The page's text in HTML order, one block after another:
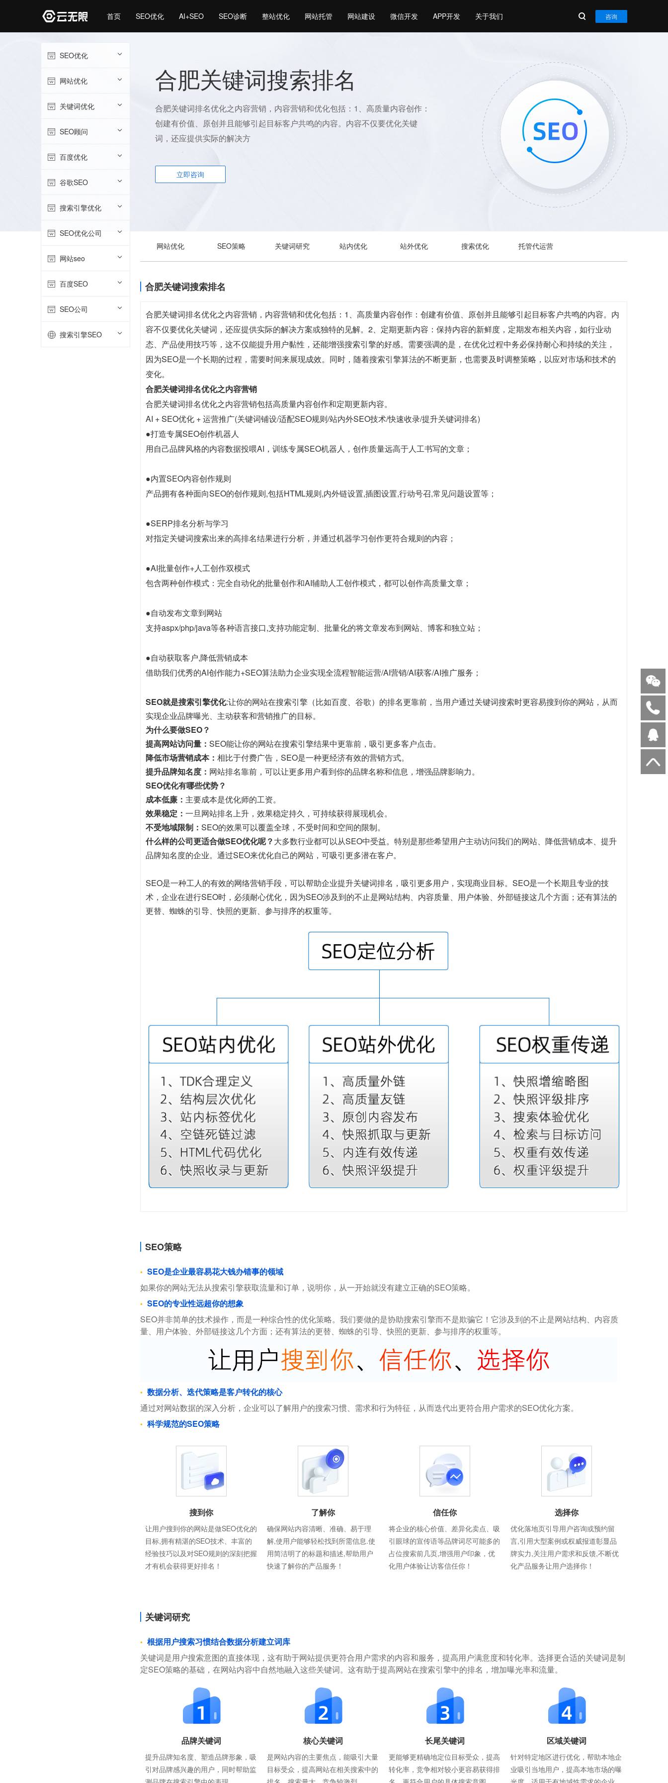
首页 SEO优化 AI+SEO SEO诊断 整站优化 网站托管 网站建设 微信开发 APP开发 关于我们 咨询
合肥关键词搜索排名
合肥关键词排名优化之内容营销，内容营销和优化包括：1、高质量内容创作：
创建有价值、原创并且能够引起目标客户共鸣的内容。内容不仅要优化关键
词，还应提供实际的解决方
立即咨询
SEO优化
网站优化
关键词优化
SEO顾问
百度优化
谷歌SEO
搜索引擎优化
SEO优化公司
网站seo
百度SEO
SEO公司
搜索引擎SEO
网站优化 SEO策略 关键词研究 站内优化 站外优化 搜索优化 托管代运营
合肥关键词搜索排名
合肥关键词排名优化之内容营销，内容营销和优化包括：1、高质量内容创作：创建有价值、原创并且能够引起目标客户共鸣的内容。内
容不仅要优化关键词，还应提供实际的解决方案或独特的见解。2、定期更新内容：保持内容的新鲜度，定期发布相关内容，如行业动
态、产品使用技巧等，这不仅能提升用户黏性，还能增强搜索引擎的好感。需要强调的是，在优化过程中务必保持耐心和持续的关注，
因为SEO是一个长期的过程，需要时间来展现成效。同时，随着搜索引擎算法的不断更新，也需要及时调整策略，以应对市场和技术的
变化。
合肥关键词排名优化之内容营销
合肥关键词排名优化之内容营销包括高质量内容创作和定期更新内容。
AI + SEO优化 + 运营推广(关键词铺设/适配SEO规则/站内外SEO技术/快速收录/提升关键词排名)
●打造专属SEO创作机器人
用自己品牌风格的内容数据投喂AI，训练专属SEO机器人，创作质量远高于人工书写的文章；
●内置SEO内容创作规则
产品拥有各种面向SEO的创作规则,包括HTML规则,内外链设置,插图设置,行动号召,常见问题设置等；
●SERP排名分析与学习
对指定关键词搜索出来的高排名结果进行分析，并通过机器学习创作更符合规则的内容；
●AI批量创作+人工创作双模式
包含两种创作模式：完全自动化的批量创作和AI辅助人工创作模式，都可以创作高质量文章；
●自动发布文章到网站
支持aspx/php/java等各种语言接口,支持功能定制、批量化的将文章发布到网站、博客和独立站；
●自动获取客户,降低营销成本
借助我们优秀的AI创作能力+SEO算法助力企业实现全流程智能运营/AI营销/AI获客/AI推广服务；
SEO就是搜索引擎优化:让你的网站在搜索引擎（比如百度、谷歌）的排名更靠前，当用户通过关键词搜索时更容易搜到你的网站，从而
实现企业品牌曝光、主动获客和营销推广的目标。
为什么要做SEO？
提高网站访问量： SEO能让你的网站在搜索引擎结果中更靠前，吸引更多客户点击。
降低市场营销成本： 相比于付费广告，SEO是一种更经济有效的营销方式。
提升品牌知名度： 网站排名靠前，可以让更多用户看到你的品牌名称和信息，增强品牌影响力。
SEO优化有哪些优势？
成本低廉： 主要成本是优化师的工资。
效果稳定： 一旦网站排名上升，效果稳定持久，可持续获得展现机会。
不受地域限制： SEO的效果可以覆盖全球，不受时间和空间的限制。
什么样的公司更适合做SEO优化呢？大多数行业都可以从SEO中受益。特别是那些希望用户主动访问我们的网站、降低营销成本、提升
品牌知名度的企业。通过SEO来优化自己的网站，可吸引更多潜在客户。
SEO是一种工人的有效的网络营销手段，可以帮助企业提升关键词排名，吸引更多用户，实现商业目标。SEO是一个长期且专业的技
术，企业在进行SEO时，必须耐心优化，因为SEO涉及到的不止是网站结构、内容质量、用户体验、外部链接这几个方面；还有算法的
更替、蜘蛛的引导、快照的更新、参与排序的权重等。
SEO策略
SEO是企业最容易花大钱办错事的领域
如果你的网站无法从搜索引擎获取流量和订单，说明你，从一开始就没有建立正确的SEO策略。
SEO的专业性远超你的想象
SEO并非简单的技术操作，而是一种综合性的优化策略。我们要做的是协助搜索引擎而不是欺骗它！它涉及到的不止是网站结构、内容质
量、用户体验、外部链接这几个方面；还有算法的更替、蜘蛛的引导、快照的更新、参与排序的权重等。
数据分析、迭代策略是客户转化的核心
通过对网站数据的深入分析，企业可以了解用户的搜索习惯、需求和行为特征，从而迭代出更符合用户需求的SEO优化方案。
科学规范的SEO策略
搜到你
让用户搜到你的网站是做SEO优化的
目标,拥有精湛的SEO技术、丰富的
经验技巧以及对SEO规则的深刻把握
才有机会获得更好排名！
了解你
确保网站内容清晰、准确、易于理
解,使用户能够轻松找到所需信息.使
用简洁明了的标题和描述,帮助用户
快速了解你的产品服务！
信任你
将企业的核心价值、差异化卖点、吸
引眼球的宣传语等品牌词尽可能多的
占位搜索前几页,增强用户印象，优
化用户体验让访客信任你！
选择你
优化落地页引导用户咨询或预约留
言,引用大型案例或权威报道彰显品
牌实力,关注用户需求和反馈,不断优
化产品服务让用户选择你！
关键词研究
根据用户搜索习惯结合数据分析建立词库
关键词是用户搜索意图的直接体现，这有助于网站提供更符合用户需求的内容和服务，提高用户满意度和转化率。选择更合适的关键词是制
定SEO策略的基础，在网站内容中自然地融入这些关键词。这有助于提高网站在搜索引擎中的排名，增加曝光率和流量。
品牌关键词
提升品牌知名度、塑造品牌形象，吸
引对品牌感兴趣的用户，同时帮助监
核心关键词
是网站内容的主要焦点，能吸引大量
目标受众，提高网站在相关搜索中的
长尾关键词
更能够更精确地定位目标受众，提高
转化率，竞争相对较小更容易获得排
区域关键词
针对特定地区进行优化，帮助本地企
业吸引当地用户，提高本地市场的曝